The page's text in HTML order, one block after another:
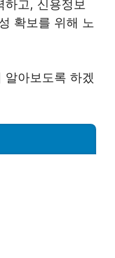
하고, 신용정보
확보를 위해 노
아보도록 하겠